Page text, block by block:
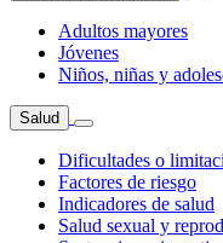
Adultos mayores
Jóvenes
Niños, niñas y
Salud
Dificultades o
Factores de riesgo
Indicadores de salud
Salud sexual y